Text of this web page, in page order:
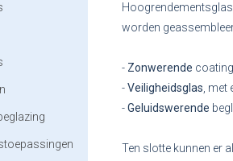
worden
- Zonwerende
-Veiligheidsglas, met
-Geluidswerende
Ten slotte kunnen er